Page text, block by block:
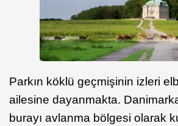
Parkın köklü geçmişinin izleri
ailesine dayanmakta. Danimarka
burayı avlanma bölgesi olarak